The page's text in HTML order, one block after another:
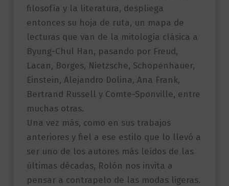
filosofía y la literatura, despliega
entonces su hoja de ruta, un mapa de
lecturas que van de la mitología clásica a
Byung-Chul Han, pasando por Freud,
Lacan, Borges, Nietzsche, Schopenhauer,
Einstein, Alejandro Dolina, Ana Frank,
Bertrand Russell y Comte-Sponville, entre
muchas otras.
Una vez más, como en sus trabajos
anteriores y fiel a ese estilo que lo llevó a
ser uno de los autores más leídos de las
últimas décadas, Rolón nos invita a
pensar a contrapelo de las modas ligeras.